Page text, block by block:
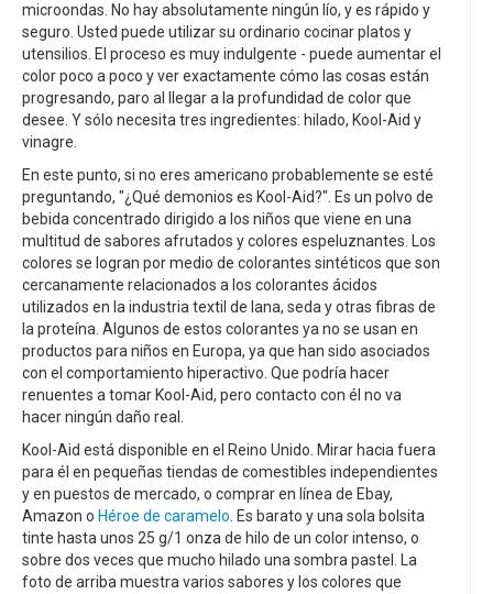
microondas. No hay absolutamente ningún lío, y es rápido y
seguro. Usted puede utilizar su ordinario cocinar platos y
utensilios. El proceso es muy indulgente - puede aumentar el
color poco a poco y ver exactamente cómo las cosas están
progresando, paro al llegar a la profundidad de color que
desee. Y sólo necesita tres ingredientes: hilado, Kool-Aid y
vinagre.
En este punto, si no eres americano probablemente se esté
preguntando, "¿Qué demonios es Kool-Aid?". Es un polvo de
bebida concentrado dirigido a los niños que viene en una
multitud de sabores afrutados y colores espeluznantes. Los
colores se logran por medio de colorantes sintéticos que son
cercanamente relacionados a los colorantes ácidos
utilizados en la industria textil de lana, seda y otras fibras de
la proteína. Algunos de estos colorantes ya no se usan en
productos para niños en Europa, ya que han sido asociados
con el comportamiento hiperactivo. Que podría hacer
renuentes a tomar Kool-Aid, pero contacto con él no va
hacer ningún daño real.
Kool-Aid está disponible en el Reino Unido. Mirar hacia fuera
para él en pequeñas tiendas de comestibles independientes
y en puestos de mercado, o comprar en línea de Ebay,
Amazon o Héroe de caramelo . Es barato y una sola bolsita
tinte hasta unos 25 g/1 onza de hilo de un color intenso, o
sobre dos veces que mucho hilado una sombra pastel. La
foto de arriba muestra varios sabores y los colores que